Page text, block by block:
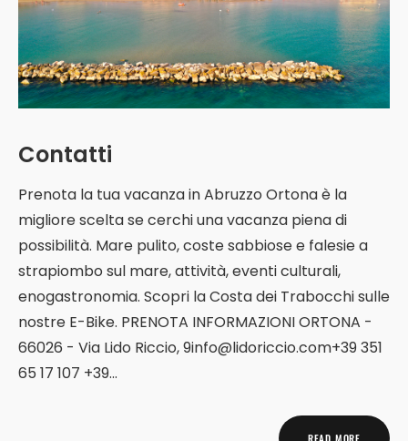
Contatti
Prenota la tua vacanza in Abruzzo Ortona è la
migliore scelta se cerchi una vacanza piena di
possibilità. Mare pulito, coste sabbiose e falesie a
strapiombo sul mare, attività, eventi culturali,
enogastronomia. Scopri la Costa dei Trabocchi sulle
nostre E-Bike. PRENOTA INFORMAZIONI ORTONA -
66026 - Via Lido Riccio,9info@lidoriccio.com+39 351
65 17 107 +39...
READ MORE